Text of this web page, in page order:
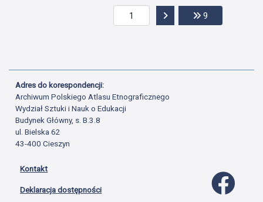
Przejdź do następnej
9
Adres do korespondencji:
Archiwum Polskiego Atlasu Etnograficznego
Wydział Sztuki i Nauk o Edukacji
Budynek Główny, s. B.3.8
ul. Bielska 62
43-400 Cieszyn
Kontakt
Deklaracja dostępności